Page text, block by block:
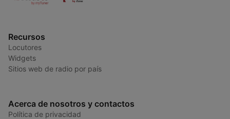
Recursos
Locutores
Widgets
Sitios web de radio por país
Acerca de nosotros y contactos
Política de privacidad